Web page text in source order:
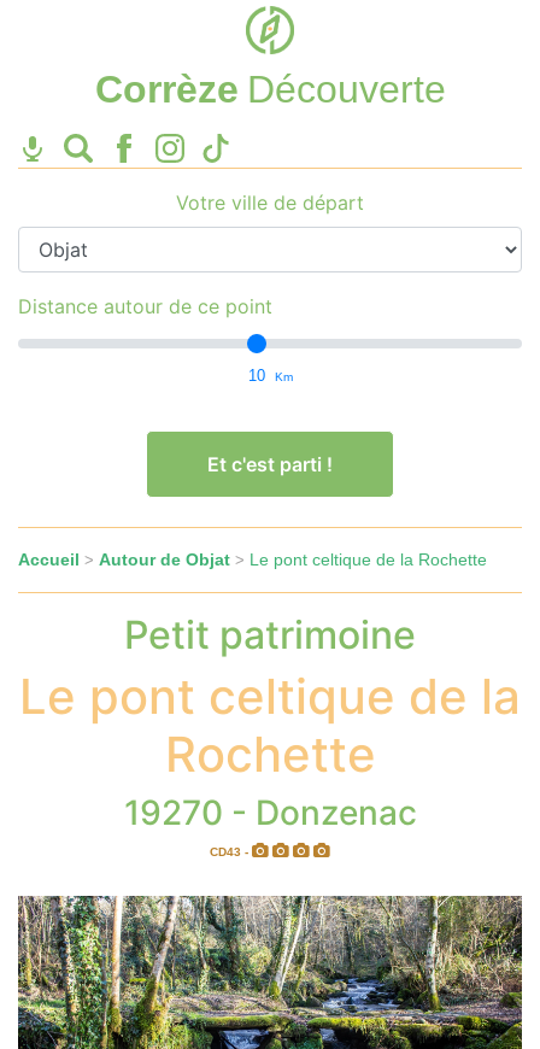
Corrèze Découverte
Votre ville de départ
Distance autour de ce point
10 Km
Et c'est parti !
Accueil > Autour de Objat > Le pont celtique de la Rochette
Petit patrimoine
Le pont celtique de la
Rochette
19270 - Donzenac
CD43 -